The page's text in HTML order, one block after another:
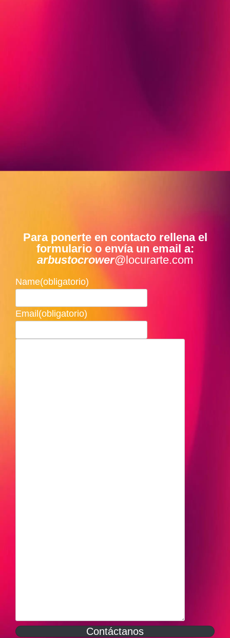
Para ponerte en contacto rellena el
formulario o envía un email a:
arbustocrower@locurarte.com
Name(obligatorio)
Email(obligatorio)
Contáctanos